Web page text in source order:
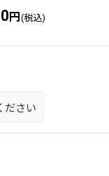
円 (税込)
ださい